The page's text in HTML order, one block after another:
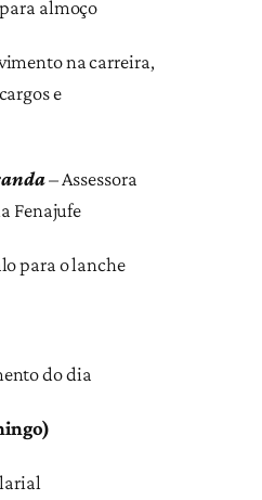
almoço
na carreira,
e
–Assessora
Fenajufe
para o lanche
do dia